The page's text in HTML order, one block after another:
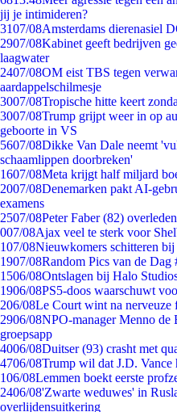
jij je intimideren?
3107/08Amsterdams dierenasiel
2907/08Kabinet geeft bedrijven
laagwater
2407/08OM eist TBS tegen
aardappelschilmesje
3007/08Tropische hitte keert
3007/08Trump grijpt weer in op
geboorte in VS
5607/08Dikke Van Dale neemt
schaamlippen doorbreken'
1607/08Meta krijgt half miljard
2007/08Denemarken pakt AI-
examens
2507/08Peter Faber (82) overleden
007/08Ajax veel te sterk voor
107/08Nieuwkomers schitteren
1907/08Random Pics van de Dag
1506/08Ontslagen bij Halo
1906/08PS5-doos waarschuwt
206/08Le Court wint na nerveuze
2906/08NPO-manager Menno de
groepsapp
4006/08Duitser (93) crasht met
4706/08Trump wil dat J.D. Vance
106/08Lemmen boekt eerste
2406/08'Zwarte weduwes' in
overlijdensuitkering